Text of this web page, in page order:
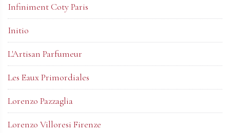
Infiniment Coty Paris
Initio
L'Artisan Parfumeur
Les Eaux Primordiales
Lorenzo Pazzaglia
Lorenzo Villoresi Firenze